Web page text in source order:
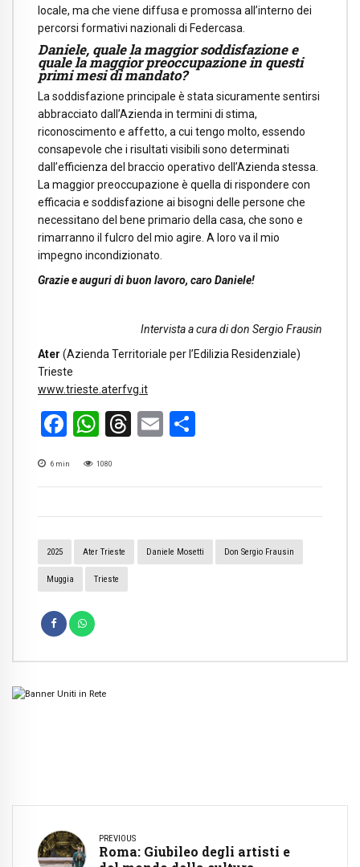
locale, ma che viene diffusa e promossa all’interno dei
percorsi formativi nazionali di Federcasa.
Daniele, quale la maggior soddisfazione e
quale la maggior preoccupazione in questi
primi mesi di mandato?
La soddisfazione principale è stata sicuramente sentirsi
abbracciato dall’Azienda in termini di stima,
riconoscimento e affetto, a cui tengo molto, essendo
consapevole che i risultati visibili sono determinati
dall’efficienza del braccio operativo dell’Azienda stessa.
La maggior preoccupazione è quella di rispondere con
efficacia e soddisfazione ai bisogni delle persone che
necessitano del bene primario della casa, che sono e
rimarranno il fulcro del mio agire. A loro va il mio
impegno incondizionato.
Grazie e auguri di buon lavoro, caro Daniele!
Intervista a cura di don Sergio Frausin
Ater (Azienda Territoriale per l’Edilizia Residenziale)
Trieste
www.trieste.aterfvg.it
Facebook
WhatsApp
Threads
Email
6 min 1080
2025 Ater Trieste Daniele Mosetti Don Sergio Frausin
Muggia Trieste
PREVIOUS
Roma: Giubileo degli artisti e